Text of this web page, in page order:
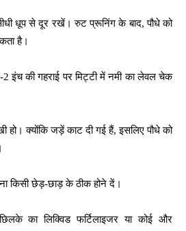
धूप से दूर रखें। रुट प्रूनिंग के बाद, पौधे को
है।
इंच की गहराई पर मिट्टी में नमी का लेवल चेक
हो। क्योंकि जड़ें काट दी गई हैं, इसलिए पौधे को
किसी छेड़-छाड़ के ठीक होने दें।
का लिक्विड फर्टिलाइजर या कोई और